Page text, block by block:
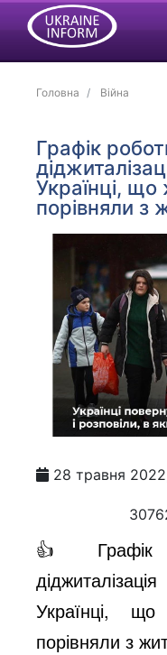
Головна Війна
Графік
Українці,
порівняли з
28 травня
👍 Графік
Українці,
порівняли з